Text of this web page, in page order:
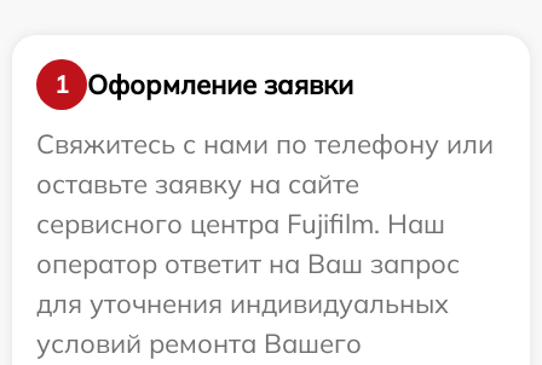
1
Оформление заявки
Свяжитесь с нами по телефону или
оставьте заявку на сайте
сервисного центра Fujifilm. Наш
оператор ответит на Ваш запрос
для уточнения индивидуальных
условий ремонта Вашего